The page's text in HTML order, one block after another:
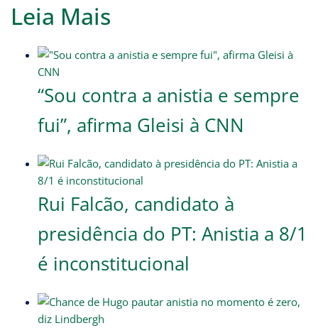
Leia Mais
“Sou contra a anistia e sempre
fui”, afirma Gleisi à CNN
Rui Falcão, candidato à
presidência do PT: Anistia a 8/1
é inconstitucional